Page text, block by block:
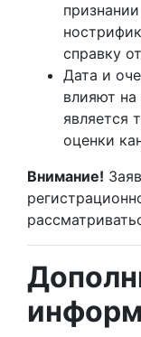
справку
Дата и
влияют
является
оценки
Внимание!